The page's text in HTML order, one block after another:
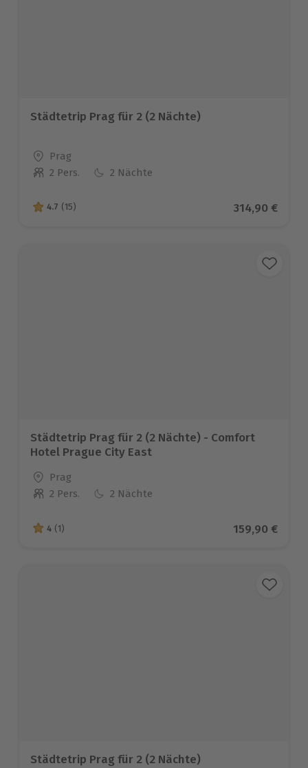
Städtetrip Prag für 2 (2 Nächte)
Standort
Prag
Anzahl der Teilnehmer
2 Pers. 2 Nächte
4.7 von 5 Sternen basierend auf 15 Bewertungen
4.7 (15) Aktueller
314,90 €
Städtetrip Prag für 2 (2 Nächte) - Comfort
Hotel Prague City East
Standort
Prag
Anzahl der Teilnehmer
2 Pers. 2 Nächte
4 von 5 Sternen basierend auf 1 Bewertungen
4 (1) Aktueller
159,90 €
Städtetrip Prag für 2 (2 Nächte)